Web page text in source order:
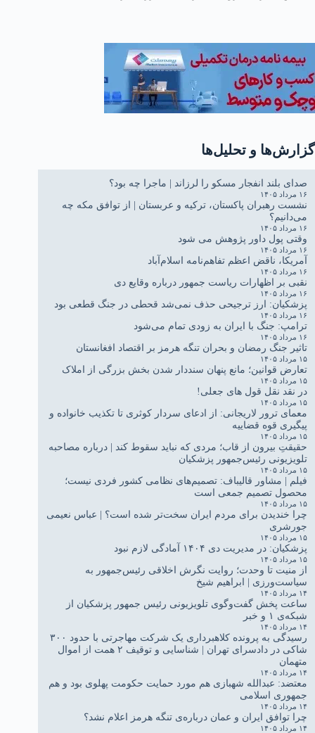
گزارش‌ها و تحلیل‌ها
صدای بلند انفجار مسکو را لرزاند | ماجرا چه بود؟
۱۶ مرداد ۱۴۰۵
نشست رهبران پاکستان، ترکیه و عربستان | از توافق مکه چه
می‌دانیم؟
۱۶ مرداد ۱۴۰۵
وقتی پول داور پژوهش می شود
۱۶ مرداد ۱۴۰۵
آمریکا، ناقض اعظم تفاهم‌نامه اسلام‌آباد
۱۶ مرداد ۱۴۰۵
نقبی بر اظهارات ریاست جمهور درباره وقایع دی
۱۶ مرداد ۱۴۰۵
پزشکیان: ارز ترجیحی حذف نمی‌شد قحطی در جنگ قطعی بود
۱۶ مرداد ۱۴۰۵
ترامپ: جنگ با ایران به زودی تمام می‌شود
۱۶ مرداد ۱۴۰۵
تاثیر جنگ رمضان و بحران تنگه هرمز بر اقتصاد افغانستان
۱۵ مرداد ۱۴۰۵
تعارض قوانین؛ مانع پنهان سنددار شدن بخش بزرگی از املاک
۱۵ مرداد ۱۴۰۵
در نقد نقل قول های جعلی!
۱۵ مرداد ۱۴۰۵
معمای ترور لاریجانی: از ادعای سردار کوثری تا تکذیب خانواده و
پیگیری قوه قضاییه
۱۵ مرداد ۱۴۰۵
حقیقتِ بیرون از قاب؛ مردی که نباید سقوط کند | درباره مصاحبه
تلویزیونی رئیس‌جمهور پزشکیان
۱۵ مرداد ۱۴۰۵
فیلم | مشاور قالیباف: تصمیم‌های نظامی کشور فردی نیست؛
محصول تصمیم جمعی است
۱۵ مرداد ۱۴۰۵
چرا خندیدن برای مردم ایران سخت‌تر شده است؟ | عباس نعیمی
جورشری
۱۵ مرداد ۱۴۰۵
پزشکیان: در مدیریت دی ۱۴۰۴ آمادگی لازم نبود
۱۵ مرداد ۱۴۰۵
از منیت تا وحدت؛ روایت نگرش اخلاقی رئیس‌جمهور به
سیاست‌ورزی | ابراهیم شیخ
۱۴ مرداد ۱۴۰۵
ساعت پخش گفت‌وگوی تلویزیونی رئیس جمهور پزشکیان از
شبکه‌ی ۱ و خبر
۱۴ مرداد ۱۴۰۵
رسیدگی به پرونده کلاهبرداری یک شرکت مهاجرتی با حدود ۳۰۰
شاکی در دادسرای تهران | شناسایی و توقیف ۲ همت از اموال
متهمان
۱۴ مرداد ۱۴۰۵
معتضد: عبدالله شهبازی هم مورد حمایت حکومت پهلوی بود و هم
جمهوری اسلامی
۱۴ مرداد ۱۴۰۵
چرا توافق ایران و عمان درباره‌ی تنگه هرمز اعلام نشد؟
۱۴ مرداد ۱۴۰۵